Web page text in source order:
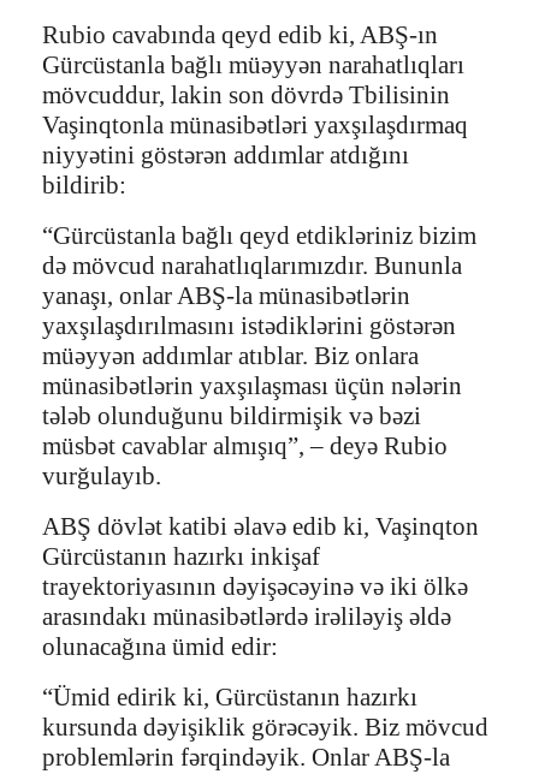
Rubio cavabında qeyd edib ki, ABŞ-ın
Gürcüstanla bağlı müəyyən narahatlıqları
mövcuddur, lakin son dövrdə Tbilisinin
Vaşinqtonla münasibətləri yaxşılaşdırmaq
niyyətini göstərən addımlar atdığını
bildirib:
“Gürcüstanla bağlı qeyd etdikləriniz bizim
də mövcud narahatlıqlarımızdır. Bununla
yanaşı, onlar ABŞ-la münasibətlərin
yaxşılaşdırılmasını istədiklərini göstərən
müəyyən addımlar atıblar. Biz onlara
münasibətlərin yaxşılaşması üçün nələrin
tələb olunduğunu bildirmişik və bəzi
müsbət cavablar almışıq”, – deyə Rubio
vurğulayıb.
ABŞ dövlət katibi əlavə edib ki, Vaşinqton
Gürcüstanın hazırkı inkişaf
trayektoriyasının dəyişəcəyinə və iki ölkə
arasındakı münasibətlərdə irəliləyiş əldə
olunacağına ümid edir:
“Ümid edirik ki, Gürcüstanın hazırkı
kursunda dəyişiklik görəcəyik. Biz mövcud
problemlərin fərqindəyik. Onlar ABŞ-la